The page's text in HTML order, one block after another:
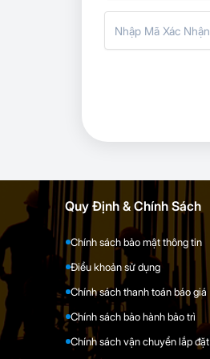
Quy Định & Chính Sách
Chính sách bảo mật thông tin
Điểu khoản sử dụng
Chính sách thanh toán báo giá
Chính sách bảo hành bảo trì
Chính sách vận chuyển lắp đặt